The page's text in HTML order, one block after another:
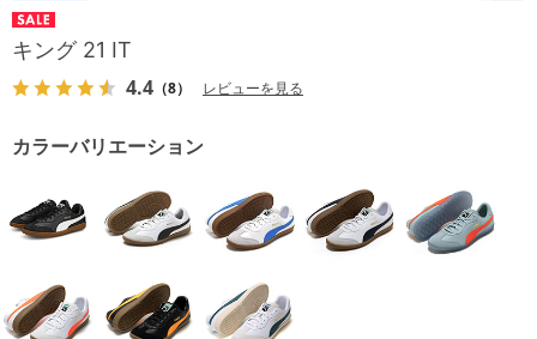
キング 21 IT
4.4 （8） レビューを見る
カラーバリエーション